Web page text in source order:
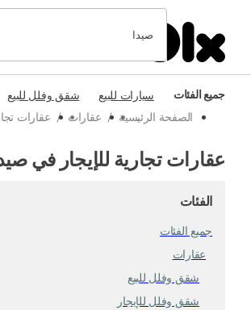
صيدا
جميع الفئات سيارات للبيع شقق وفلل للبيع
الصفحة الرئيسية / عقارات / عقارات
عقارات تجارية للإيجار في
الفئات
جميع الفئات
عقارات
شقق وفلل للبيع
شقق وفلل للإيجار